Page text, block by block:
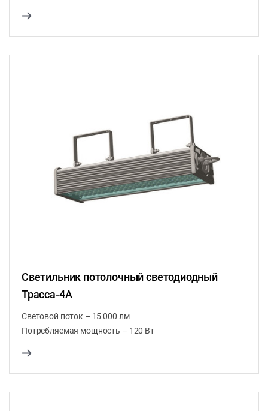
Светильник потолочный светодиодный
Трасса-4А
Световой поток – 15 000 лм
Потребляемая мощность – 120 Вт